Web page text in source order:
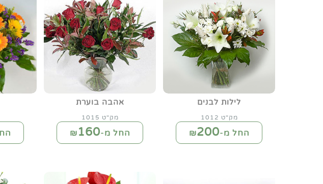
לילות לבנים
מק"ט 1012
החל מ-₪200
אהבה בוערת
מק"ט 1015
החל מ-₪160